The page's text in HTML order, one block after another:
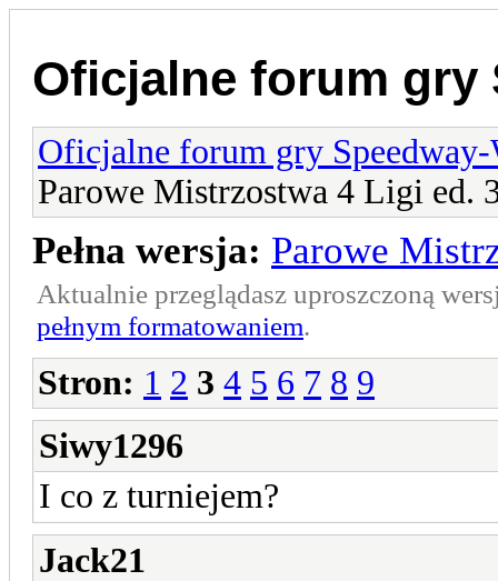
Oficjalne forum gry
Oficjalne forum gry
Parowe Mistrzostwa 4 Ligi ed.
Pełna wersja: Parowe
Aktualnie przeglądasz uproszczoną
pełnym formatowaniem.
Stron: 1 2 3 4 5 6 7 8 9
Siwy1296
I co z turniejem?
Jack21